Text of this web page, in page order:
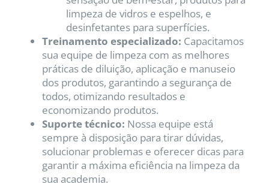
limpeza de vidros e espelhos, e
desinfetantes para superfícies.
Treinamento especializado: Capacitamos
sua equipe de limpeza com as melhores
práticas de diluição, aplicação e manuseio
dos produtos, garantindo a segurança de
todos, otimizando resultados e
economizando produtos.
Suporte técnico: Nossa equipe está
sempre à disposição para tirar dúvidas,
solucionar problemas e oferecer dicas para
garantir a máxima eficiência na limpeza da
sua academia.